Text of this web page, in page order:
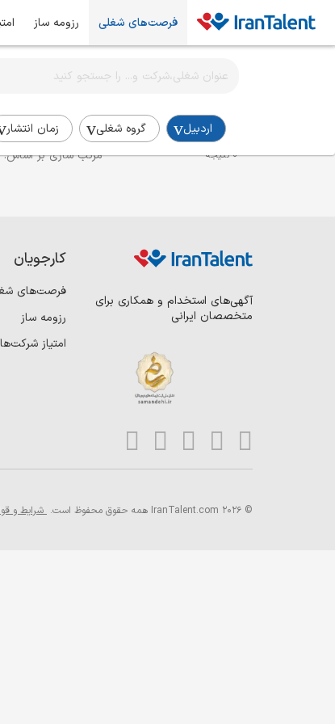
فرصت‌های شغلی رزومه ساز
اردبیل گروه شغلی زمان انتشار
اطلاع‌رسانی شغلی را برای این جستجو فعال کنید
استخدام طراح داخلی در اردبیل
0 نتیجه مرتب سازی بر اساس:
آگهی‌های استخدام و همکاری برای
متخصصان ایرانی
کارجویان
فرصت‌های
رزومه ساز
امتیاز شرکت‌ها
© 2026 IranTalent.com همه حقوق محفوظ است. شرایط و